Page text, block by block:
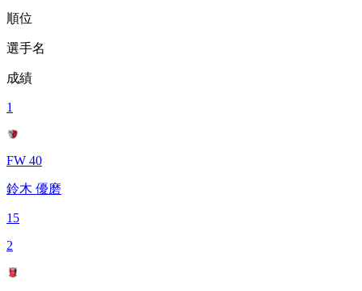
順位
選手名
成績
1
FW 40
鈴木 優磨
15
2